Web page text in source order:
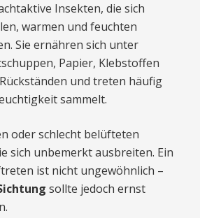
Insekten, die sich
warmen und feuchten
Sie ernähren sich unter
Papier, Klebstoffen
und treten häufig
sammelt.
oder schlecht belüfteten
sich unbemerkt ausbreiten. Ein
ist nicht ungewöhnlich –
sollte jedoch ernst